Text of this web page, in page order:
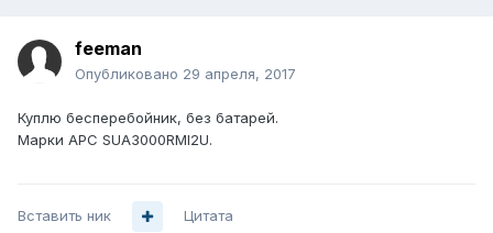
feeman
Опубликовано 29 апреля, 2017
Куплю бесперебойник, без батарей.
Марки APC SUA3000RMI2U.
Вставить ник Цитата